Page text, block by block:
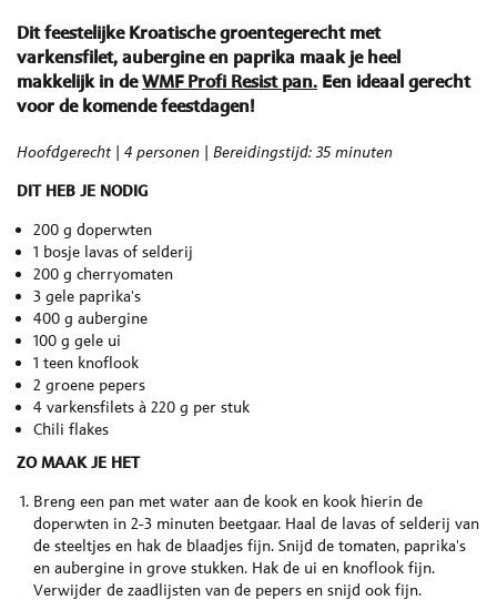
Dit feestelijke Kroatische groentegerecht met
varkensfilet, aubergine en paprika maak je heel
makkelijk in deWMF Profi Resist pan. Een ideaal gerecht
voor de komende feestdagen!
Hoofdgerecht | 4 personen | Bereidingstijd: 35 minuten
DIT HEB JE NODIG
200 g doperwten
1 bosje lavas of selderij
200 g cherryomaten
3 gele paprika's
400 g aubergine
100 g gele ui
1 teen knoflook
2 groene pepers
4 varkensfilets à 220 g per stuk
Chili flakes
ZO MAAK JE HET
Breng een pan met water aan de kook en kook hierin de
doperwten in 2-3 minuten beetgaar. Haal de lavas of selderij van
de steeltjes en hak de blaadjes fijn. Snijd de tomaten, paprika's
en aubergine in grove stukken. Hak de ui en knoflook fijn.
Verwijder de zaadlijsten van de pepers en snijd ook fijn.